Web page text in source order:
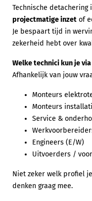
Technische detachering
projectmatige inzet of
Je bespaart tijd in
zekerheid hebt over
Welke technici kun je
Afhankelijk van jouw
Monteurs
Monteurs
Service &
Engineers (E/W)
Uitvoerders /
Niet zeker welk profiel
denken graag mee.